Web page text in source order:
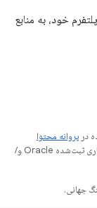
خود، به منابع
در پروانه محتوا
هستند. جاوا و OpenJDK علامت‌های تجاری یا علامت‌های تجاری ثبت‌شده Oracle و/